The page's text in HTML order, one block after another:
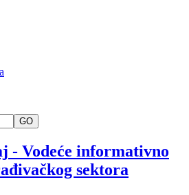
GO
- Vodeće informativno
sektora